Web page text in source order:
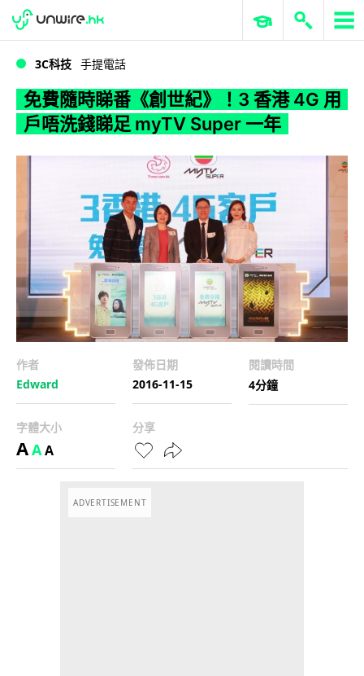
WWDC 2026 ERP 與商業 AI
3C科技 手提電話
免費隨時睇番《創世紀》！3 香港 4G 用
戶唔洗錢睇足 myTV Super 一年
作者
Edward
發佈日期
2016-11-15
閱讀時間
4分鐘
字體大小
AAA
分享
ADVERTISEMENT